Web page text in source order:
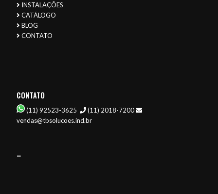
INSTALAÇÕES
CATÁLOGO
BLOG
CONTATO
CONTATO
(11) 92523-3625
(11) 2018-7200
vendas@tbsolucoes.ind.br
–